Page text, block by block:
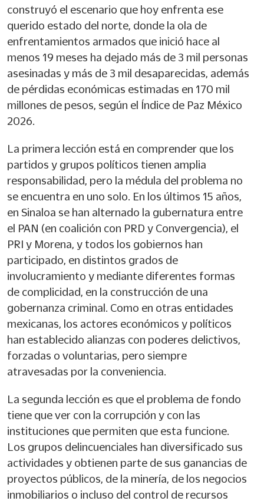
construyó el escenario que hoy enfrenta ese
querido estado del norte, donde la ola de
enfrentamientos armados que inició hace al
menos 19 meses ha dejado más de 3 mil personas
asesinadas y más de 3 mil desaparecidas, además
de pérdidas económicas estimadas en 170 mil
millones de pesos, según el Índice de Paz México
2026.
La primera lección está en comprender que los
partidos y grupos políticos tienen amplia
responsabilidad, pero la médula del problema no
se encuentra en uno solo. En los últimos 15 años,
en Sinaloa se han alternado la gubernatura entre
el PAN (en coalición con PRD y Convergencia), el
PRI y Morena, y todos los gobiernos han
participado, en distintos grados de
involucramiento y mediante diferentes formas
de complicidad, en la construcción de una
gobernanza criminal. Como en otras entidades
mexicanas, los actores económicos y políticos
han establecido alianzas con poderes delictivos,
forzadas o voluntarias, pero siempre
atravesadas por la conveniencia.
La segunda lección es que el problema de fondo
tiene que ver con la corrupción y con las
instituciones que permiten que esta funcione.
Los grupos delincuenciales han diversificado sus
actividades y obtienen parte de sus ganancias de
proyectos públicos, de la minería, de los negocios
inmobiliarios o incluso del control de recursos